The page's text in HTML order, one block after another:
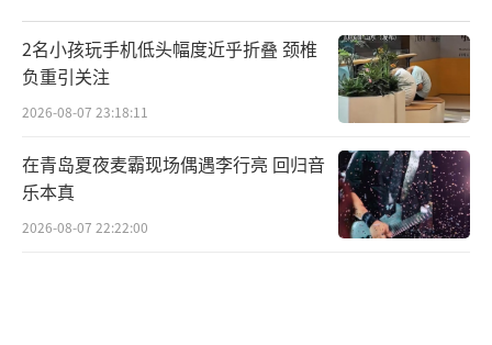
2名小孩玩手机低头幅度近乎折叠 颈椎
负重引关注
2026-08-07 23:18:11
在青岛夏夜麦霸现场偶遇李行亮 回归音
乐本真
2026-08-07 22:22:00